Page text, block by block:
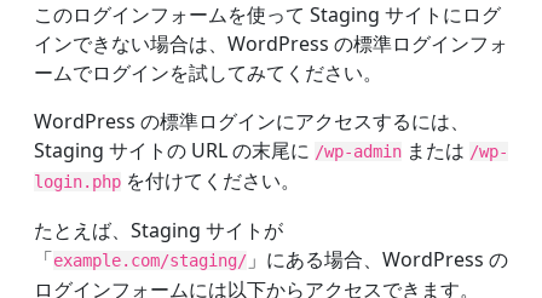
このログインフォームを使って Staging サイトにログ
インできない場合は、WordPress の標準ログインフォ
ームでログインを試してみてください。
WordPress の標準ログインにアクセスするには、
Staging サイトの URL の末尾に /wp-admin または /wp-
login.php を付けてください。
たとえば、Staging サイトが
「example.com/staging/」にある場合、WordPress の
ログインフォームには以下からアクセスできます。